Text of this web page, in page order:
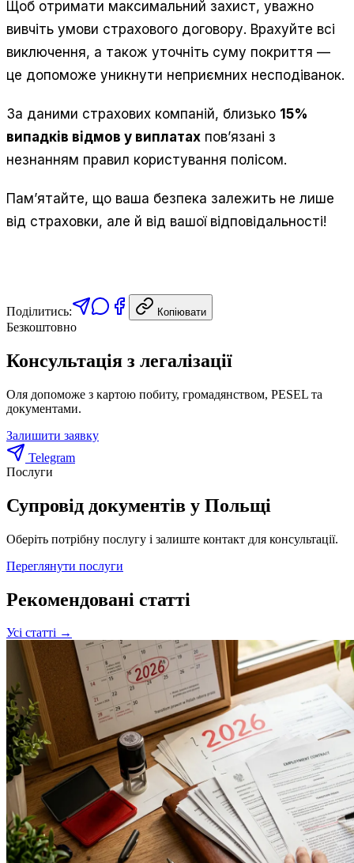
Щоб отримати максимальний захист, уважно
вивчіть умови страхового договору. Врахуйте всі
виключення, а також уточніть суму покриття —
це допоможе уникнути неприємних несподіванок.
За даними страхових компаній, близько 15%
випадків відмов у виплатах пов’язані з
незнанням правил користування полісом.
Пам’ятайте, що ваша безпека залежить не лише
від страховки, але й від вашої відповідальності!
Поділитись: Копіювати
Безкоштовно
Консультація з легалізації
Оля допоможе з картою побиту, громадянством, PESEL та
документами.
Залишити заявку
Telegram
Послуги
Супровід документів у Польщі
Оберіть потрібну послугу і залиште контакт для консультації.
Переглянути послуги
Рекомендовані статті
Усі статті →